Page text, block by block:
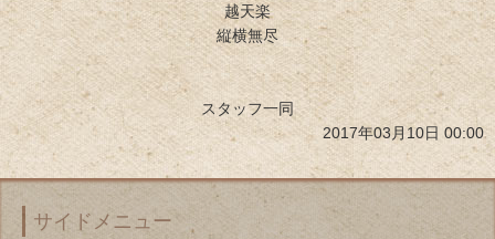
越天楽
縦横無尽
スタッフ一同
2017年03月10日 00:00
サイドメニュー